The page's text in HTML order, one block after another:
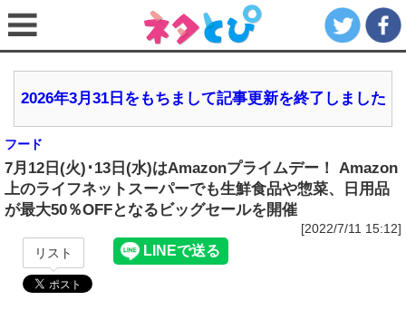
2026年3月31日をもちまして記事更新を終了しました
フード
7月12日(火)･13日(水)はAmazonプライムデー！ Amazon
上のライフネットスーパーでも生鮮食品や惣菜、日用品
が最大50％OFFとなるビッグセールを開催
[2022/7/11 15:12]
リスト